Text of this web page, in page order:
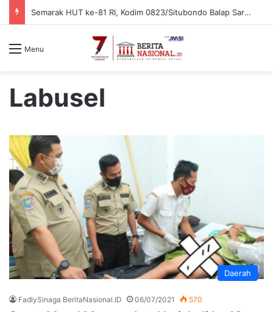
Semarak HUT ke-81 RI, Kodim 0823/Situbondo Balap Sarung Hingga Lomba Bongkar Senjata
Menu
Labusel
Daerah
FadlySinaga BeritaNasional.ID 06/07/2021 570